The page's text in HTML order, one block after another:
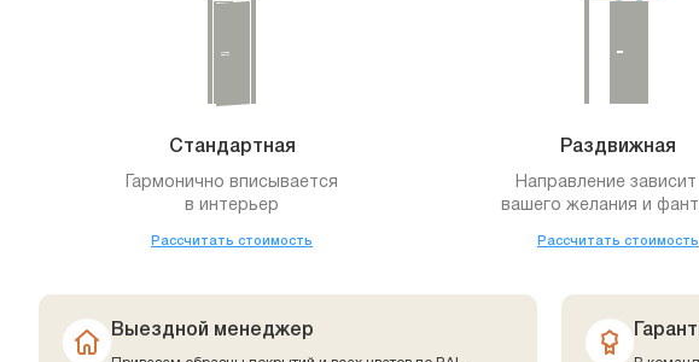
Стандартная
Гармонично вписывается
в интерьер
Рассчитать стоимость
Раздвижная
Направление
вашего желания и
Рассчитать стоимость
Выездной менеджер